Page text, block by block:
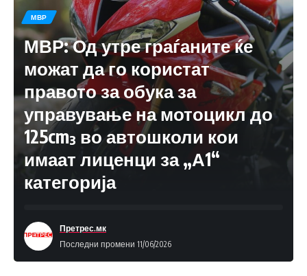
МВР
МВР: Од утре граѓаните ќе
можат да го користат
правото за обука за
управување на мотоцикл до
125cm³ во автошколи кои
имаат лиценци за „А1“
категорија
Последни промени 11/06/2026
Претрес.мк